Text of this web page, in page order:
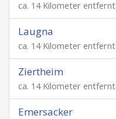
ca. 14 Kilometer entfernt
Laugna
ca. 14 Kilometer entfernt
Ziertheim
ca. 14 Kilometer entfernt
Emersacker